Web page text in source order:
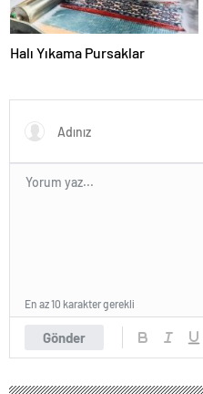
Halı Yıkama Pursaklar
Gönder
En az 10 karakter gerekli